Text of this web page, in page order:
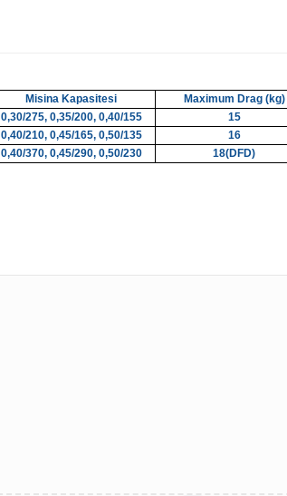
Misina Kapasitesi Maximum Drag (kg)
0,30/275, 0,35/200, 0,40/155 15
0,40/210, 0,45/165, 0,50/135 16
0,40/370, 0,45/290, 0,50/230 18(DFD)